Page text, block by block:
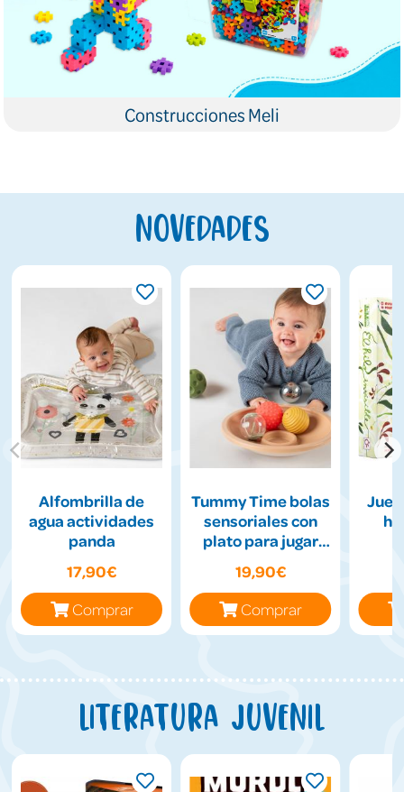
Construcciones Meli
Novedades
Alfombrilla de
agua actividades
panda
17,90€
Comprar
Tummy Time bolas
sensoriales con
plato para jugar
19,90€
Comprar
Literatura juvenil